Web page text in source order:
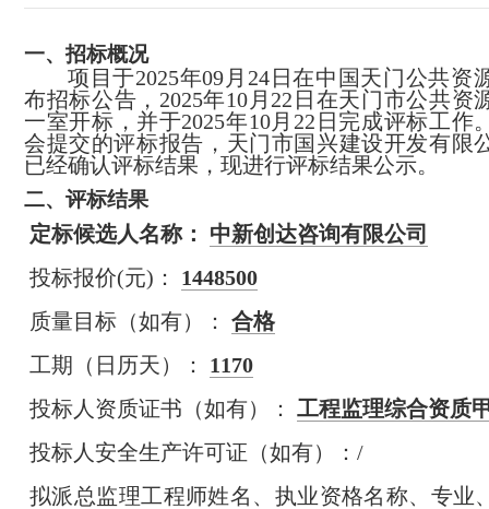
一、招标概况
项目于2025年09月24日在中国天门公共资
布招标公告，2025年10月22日在天门市公共资
一室开标，并于2025年10月22日完成评标工作
会提交的评标报告，天门市国兴建设开发有限
已经确认评标结果，现进行评标结果公示。
二、 评标结果
定标候选人名称：
中新创达咨询有限公司
投标报价(元)：
1448500
质量目标（如有）：
合格
工期（日历天）：
1170
投标人资质证书（如有）：
工程监理综合资质
投标人安全生产许可证（如有）：/
拟派总监理工程师姓名、执业资格名称、专业